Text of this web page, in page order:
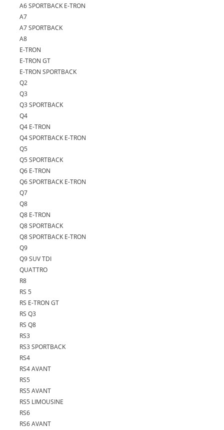
A6 SPORTBACK E-TRON
A7
A7 SPORTBACK
A8
E-TRON
E-TRON GT
E-TRON SPORTBACK
Q2
Q3
Q3 SPORTBACK
Q4
Q4 E-TRON
Q4 SPORTBACK E-TRON
Q5
Q5 SPORTBACK
Q6 E-TRON
Q6 SPORTBACK E-TRON
Q7
Q8
Q8 E-TRON
Q8 SPORTBACK
Q8 SPORTBACK E-TRON
Q9
Q9 SUV TDI
QUATTRO
R8
RS 5
RS E-TRON GT
RS Q3
RS Q8
RS3
RS3 SPORTBACK
RS4
RS4 AVANT
RS5
RS5 AVANT
RS5 LIMOUSINE
RS6
RS6 AVANT